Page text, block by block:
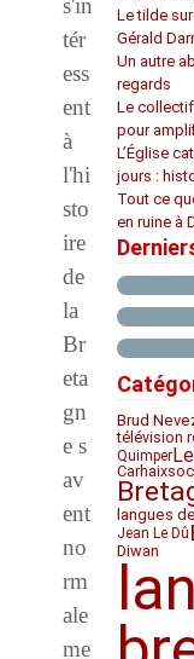
s'in
tér
ess
ent
à
l'hi
sto
ire
de
la
Br
eta
gn
e s
av
ent
no
rm
ale
me
Le tilde
Gérald
Un autre
regards
Le
pour
L’Église
jours :
Tout ce
en ruine à
Brud
télévision
Quimper
Carhaix
langues
Jean Le Dû
Diwan